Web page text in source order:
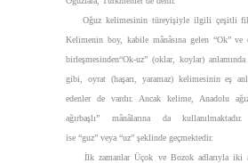
Oğuz kelimesinin türeyişiyle ilgili çeşitli
Kelimenin boy, kabile mânâsına gelen “Ok”ve
birleşmesinden“Ok-uz” (oklar, koylar)
gibi, oyrat (haşarı, yaramaz) kelimesinin eş
edenler de vardır. Ancak kelime, Anadolu
ağırbaşlı” mânâlarına da
ise “guz” veya “uz” şeklinde geçmektedir.
İlk zamanlar Üçok ve Bozok adlarıyla iki